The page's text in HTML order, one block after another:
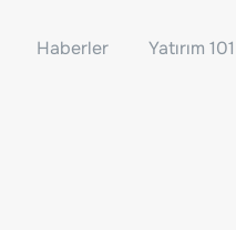
Haberler Yatırım 101